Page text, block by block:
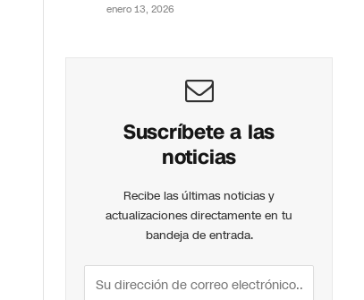
enero 13, 2026
Suscríbete a las
noticias
Recibe las últimas noticias y
actualizaciones directamente en tu
bandeja de entrada.